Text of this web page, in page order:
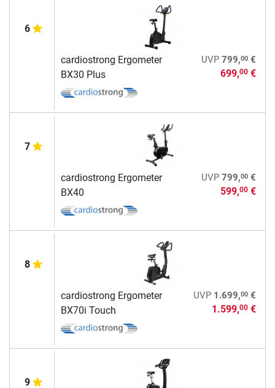
6
cardiostrong Ergometer
BX30 Plus
UVP 799,00€
699,00€
7
cardiostrong Ergometer
BX40
UVP 799,00€
599,00€
8
cardiostrong Ergometer
BX70i Touch
UVP 1.699,00€
1.599,00€
9